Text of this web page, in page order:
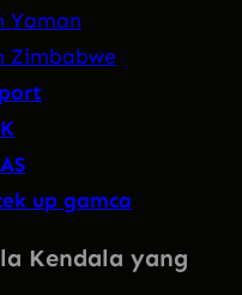
Yaman
Zimbabwe
up gamca
Kendala yang